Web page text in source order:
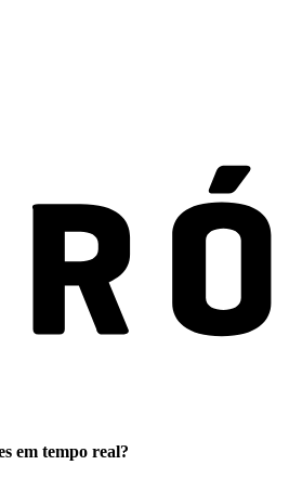
em tempo real?